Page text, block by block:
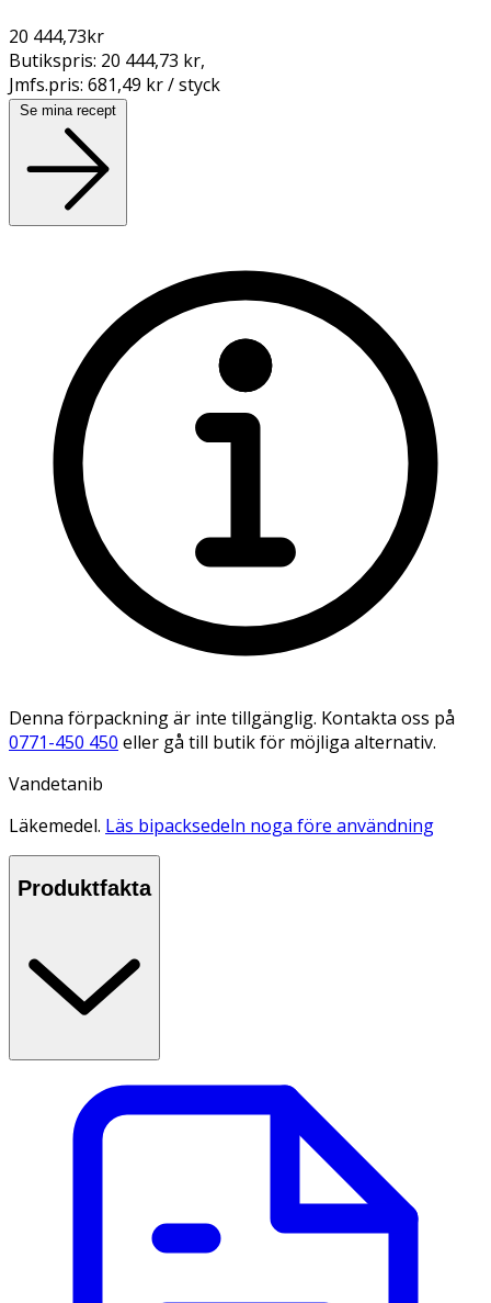
20 444,73kr
Butikspris: 20 444,73 kr,
Jmfs.pris: 681,49 kr / styck
Se mina recept
Denna förpackning är inte tillgänglig. Kontakta oss på
0771-450 450 eller gå till butik för möjliga alternativ.
Vandetanib
Läkemedel. Läs bipacksedeln noga före användning
Produktfakta